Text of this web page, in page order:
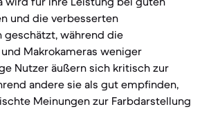
und die verbesserten
geschätzt, während die
Makrokameras weniger
Nutzer äußern sich kritisch zur
andere sie als gut empfinden,
Meinungen zur Farbdarstellung